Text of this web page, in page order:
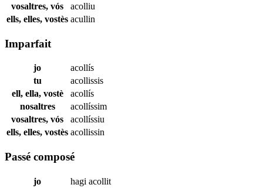
vosaltres, vós
acolliu
ells, elles, vostès acullin
Imparfait
jo
acollís
tu
acollissis
ell, ella, vostè
acollís
nosaltres
acollíssim
vosaltres, vós
acollíssiu
ells, elles, vostès acollissin
Passé composé
jo hagi acollit